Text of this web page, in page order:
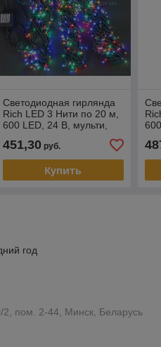
Светодиодная гирлянда
Rich LED 3 Нити по 20 м,
600 LED, 24 В, мульти,
провод,
451,30руб.
Купить
год
2, пом. 2-44, Минск, Беларусь